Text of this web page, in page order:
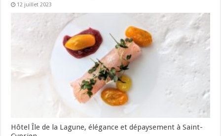
12 juillet 2023
Hôtel Île de la Lagune, élégance et dépaysement à Saint-